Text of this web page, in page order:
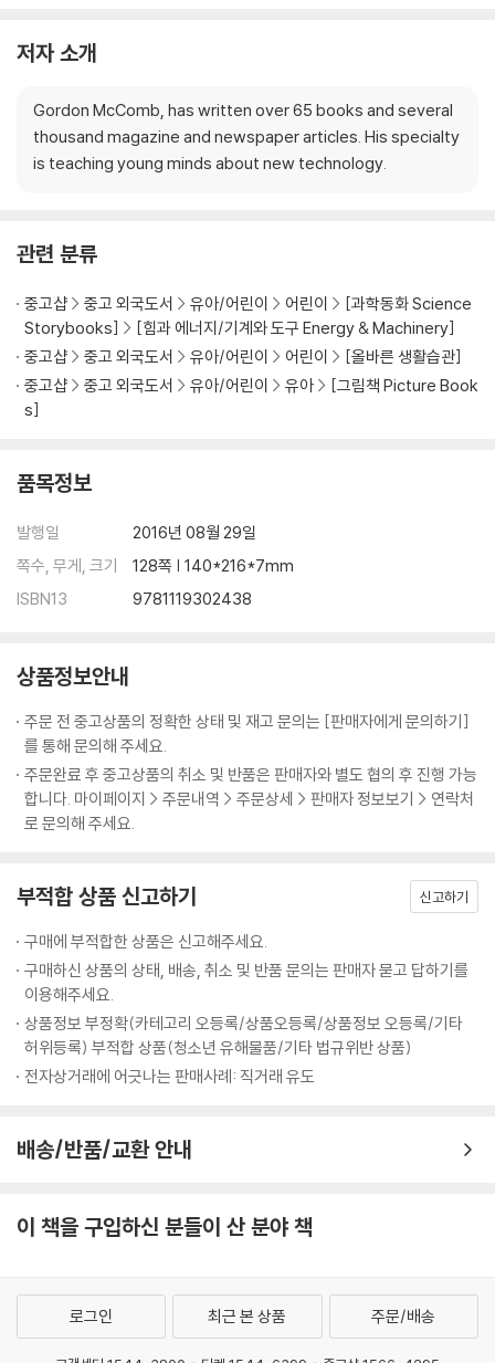
Project 1: Make a Brushbot, Fast and Easy! 6
Understanding What Makes a Robot 6
Building Your First Robot: Make a Brushbot “Walking” Robot 8
Materials You Need 12
Tools You Need 14
Making the Brushbot - Open Guts Version. 19
Remove the Battery Compartment and Motor from the Tooth
brush 20
Tape the Battery Compartment to the Motor 22
Test the Motor 23
Attach a Rubber Band to Hold the Battery Cover in Place 24
Glue the Motor to the Back of the Brush 25
Going Further 28
Project 2: Build a Robot from a Toy Car 29
Building a Motorized Robotic Buggy 29
Find the Right Toy Car 30
Tools You Need 33
Add a Rubber Layer to the Motor Shaft 36
저자 소개
Gordon McComb, has written over 65 books and several
thousand magazine and newspaper articles. His specialty
is teaching young minds about new technology.
관련 분류
중고샵 중고 외국도서 유아/어린이 어린이
[과학동화 Science
Storybooks]
[힘과 에너지/기계와 도구 Energy & Machinery]
중고샵
중고 외국도서 유아/어린이 어린이
[올바른 생활습관]
중고샵
중고 외국도서 유아/어린이 유아
[그림책 Picture Book
s]
품목정보
발행일
2016년 08월 29일
쪽수, 무게, 크기
128쪽 | 140*216*7mm
ISBN13
9781119302438
상품정보안내
주문 전 중고상품의 정확한 상태 및 재고 문의는 [판매자에게 문의하기]
를 통해 문의해 주세요.
주문완료 후 중고상품의 취소 및 반품은 판매자와 별도 협의 후 진행 가능
합니다. 마이페이지 > 주문내역 > 주문상세 > 판매자 정보보기 > 연락처
로 문의해 주세요.
부적합 상품 신고하기 신고하기
구매에 부적합한 상품은 신고해주세요.
구매하신 상품의 상태, 배송, 취소 및 반품 문의는 판매자 묻고 답하기를
이용해주세요.
상품정보 부정확(카테고리 오등록/상품오등록/상품정보 오등록/기타
허위등록) 부적합 상품(청소년 유해물품/기타 법규위반 상품)
전자상거래에 어긋나는 판매사례: 직거래 유도
배송/반품/교환 안내
이 책을 구입하신 분들이 산 분야 책
로그인 최근 본 상품 주문/배송